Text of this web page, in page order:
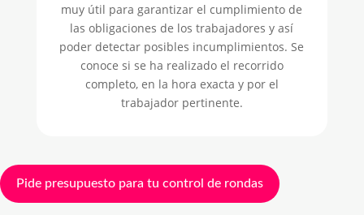
muy útil para garantizar el cumplimiento de
las obligaciones de los trabajadores y así
poder detectar posibles incumplimientos. Se
conoce si se ha realizado el recorrido
completo, en la hora exacta y por el
trabajador pertinente.
Pide presupuesto para tu control de rondas